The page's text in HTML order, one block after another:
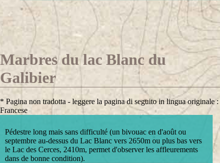
Marbres du lac Blanc du
Galibier
* Pagina non tradotta - leggere la pagina di seguito in lingua originale :
Francese
Pédestre long mais sans difficulté (un bivouac en d'août ou
septembre au-dessus du Lac Blanc vers 2650m ou plus bas vers
le Lac des Cerces, 2410m, permet d'observer les affleurements
dans de bonne condition).